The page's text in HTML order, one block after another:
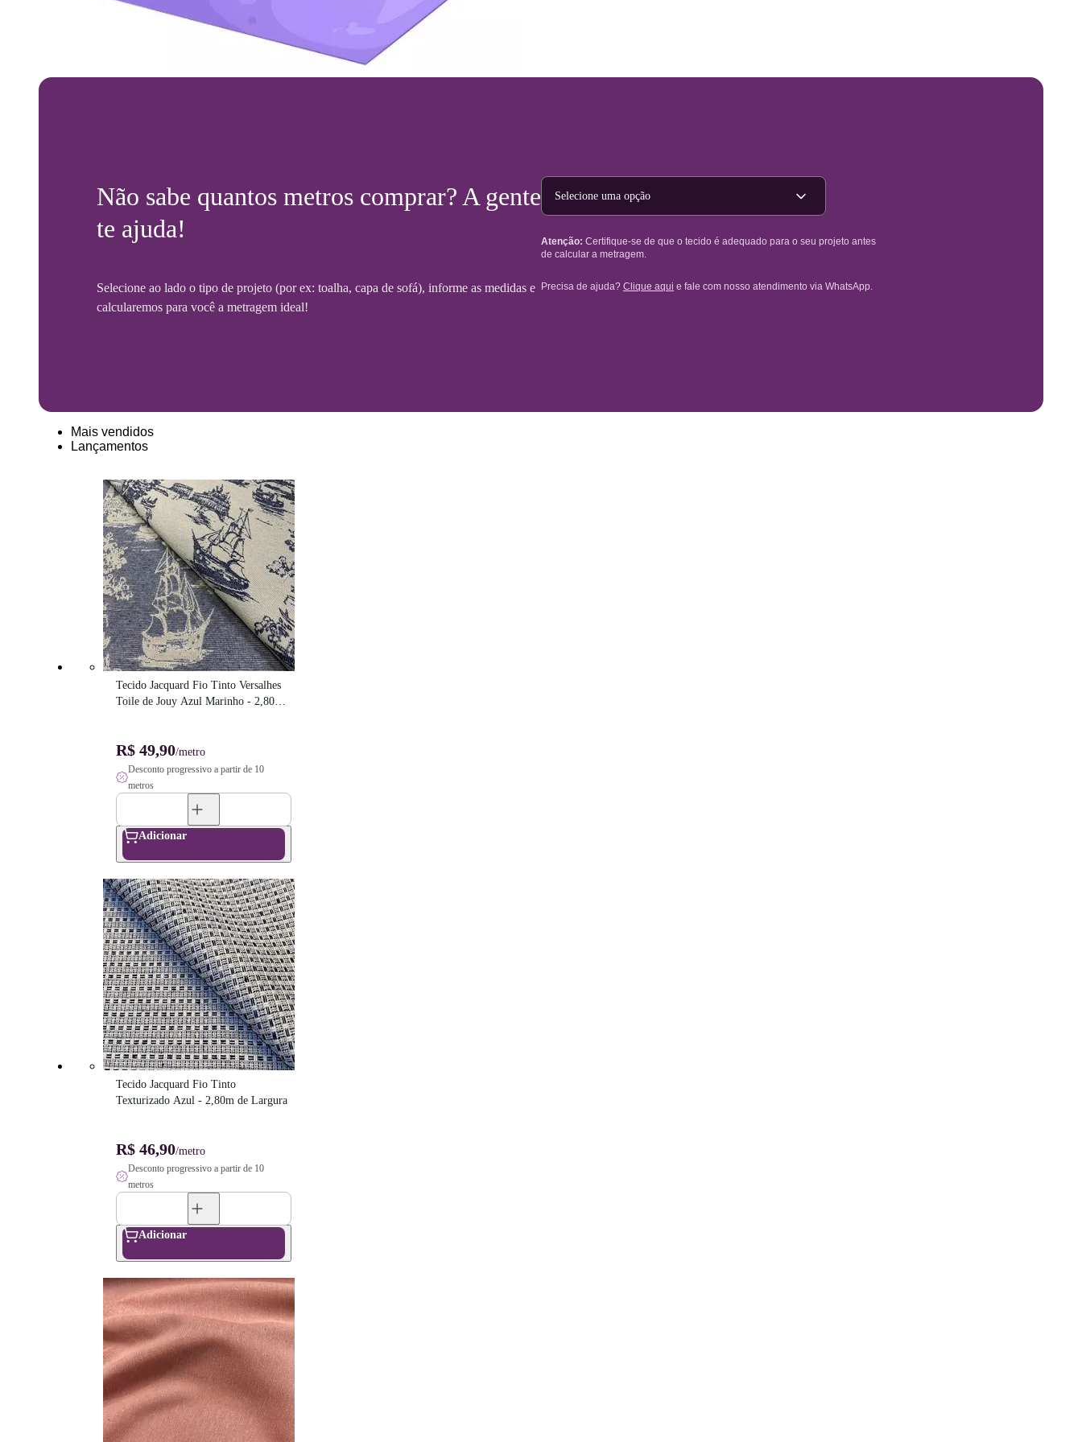
Não sabe quantos metros comprar? A gente
te ajuda!
Selecione ao lado o tipo de projeto (por ex: toalha, capa de sofá), informe as medidas e
calcularemos para você a metragem ideal!
Tipo de projeto
Atenção: Certifique-se de que o tecido é adequado para o seu projeto antes
de calcular a metragem.
Precisa de ajuda? Clique aqui e fale com nosso atendimento via WhatsApp.
Mais vendidos
Lançamentos
Tecido Jacquard Fio Tinto Versalhes
Toile de Jouy Azul Marinho - 2,80m
R$ 49,90/metro
Desconto progressivo a partir de 10
metros
Adicionar
Tecido Jacquard Fio Tinto
Texturizado Azul - 2,80m de Largura
R$ 46,90/metro
Desconto progressivo a partir de 10
metros
Adicionar